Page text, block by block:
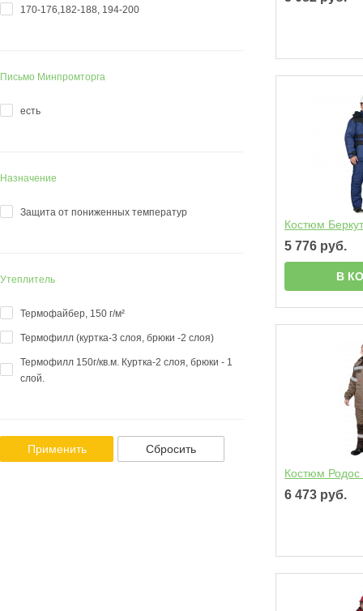
170-176,182-188, 194-200
Письмо Минпромторга
есть
Назначение
Защита от пониженных температур
Утеплитель
Термофайбер, 150 г/м²
Термофилл (куртка-3 слоя, брюки -2 слоя)
Термофилл 150г/кв.м. Куртка-2 слоя, брюки - 1
слой.
Применить Сбросить
Костюм
5 776 руб.
В
Костюм Родос
6 473 руб.